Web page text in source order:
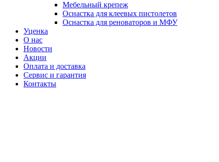
Мебельный крепеж
Оснастка для клеевых пистолетов
Оснастка для реноваторов и МФУ
Уценка
О нас
Новости
Акции
Оплата и доставка
Сервис и гарантия
Контакты